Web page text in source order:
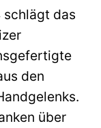
schlägt das
den
über